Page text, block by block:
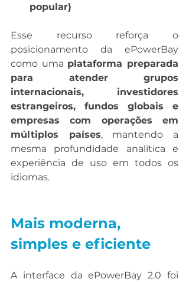
popular)
Esse recurso reforça o
posicionamento da ePowerBay
como uma plataforma preparada
para atender grupos
internacionais, investidores
estrangeiros, fundos globais e
empresas com operações em
múltiplos países, mantendo a
mesma profundidade analítica e
experiência de uso em todos os
idiomas.
Mais moderna,
simples e eficiente
A interface da ePowerBay 2.0 foi